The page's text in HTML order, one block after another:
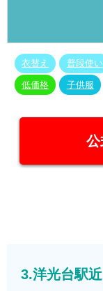
衣替え 普段使い
低価格 子供服
公
3.洋光台駅